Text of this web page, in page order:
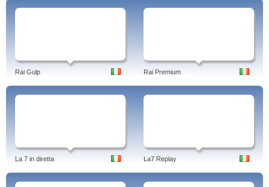
Rai Gulp Rai Premium
La 7 in diretta La7 Replay